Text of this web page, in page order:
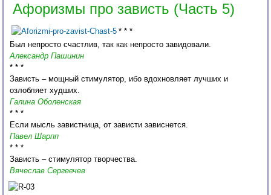
Афоризмы про зависть (Часть 5)
* * *
Был непросто счастлив, так как непросто завидовали.
Александр Пашинин
* * *
Зависть – мощный стимулятор, ибо вдохновляет лучших и
озлобляет худших.
Галина Оболенская
* * *
Если мысль завистница, от зависти зависнется.
Павел Шарпп
* * *
Зависть – стимулятор творчества.
Вячеслав Сергеечев